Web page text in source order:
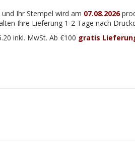
Ihr Stempel wird am 07.08.2026
Ihre Lieferung 1-2 Tage nach
inkl. MwSt. Ab €100 gratis